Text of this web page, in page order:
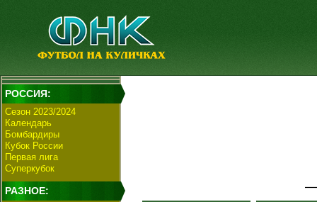
РОССИЯ:
Сезон 2023/2024
Календарь
Бомбардиры
Кубок России
Первая лига
Суперкубок
РАЗНОЕ: